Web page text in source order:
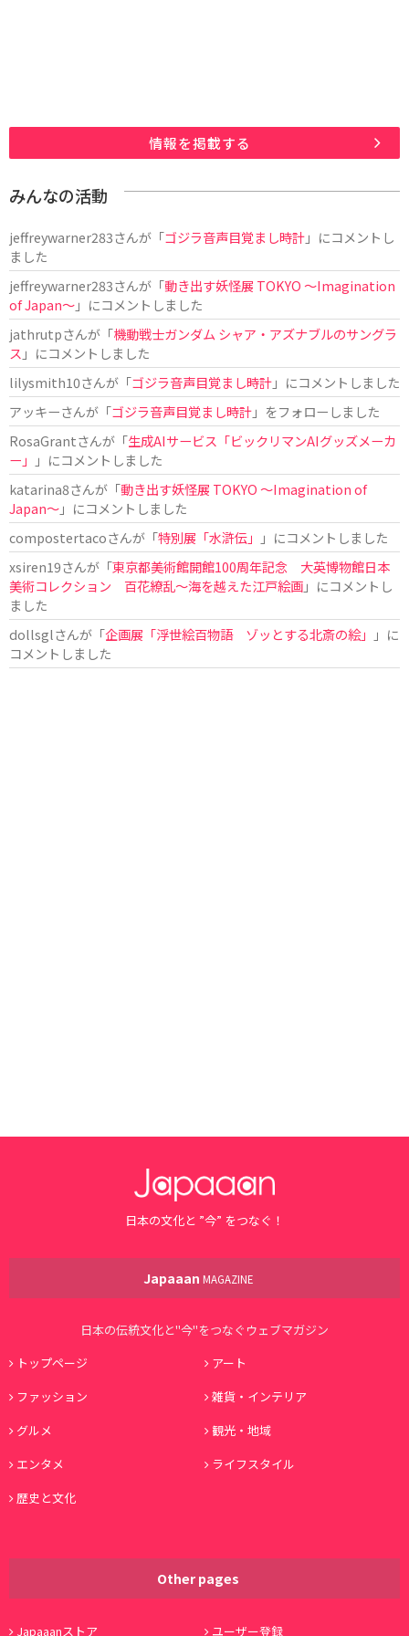
情報を掲載する
みんなの活動
jeffreywarner283さんが「ゴジラ音声目覚まし時計」にコメントし
ました
jeffreywarner283さんが「動き出す妖怪展 TOKYO 〜Imagination
of Japan〜」にコメントしました
jathrutpさんが「機動戦士ガンダム シャア・アズナブルのサングラ
ス 」にコメントしました
lilysmith10さんが「ゴジラ音声目覚まし時計」にコメントしました
アッキーさんが「ゴジラ音声目覚まし時計」をフォローしました
RosaGrantさんが「生成AIサービス「ビックリマンAIグッズメーカ
ー」
」にコメントしました
katarina8さんが「動き出す妖怪展 TOKYO 〜Imagination of
Japan〜」にコメントしました
compostertacoさんが「特別展「水滸伝」
」にコメントしました
xsiren19さんが「東京都美術館開館100周年記念 大英博物館日本
美術コレクション 百花繚乱～海を越えた江戸絵画」にコメントし
ました
dollsglさんが「企画展「浮世絵百物語 ゾッとする北斎の絵」
」に
コメントしました
日本の文化と ”今” をつなぐ！
Japaaan MAGAZINE
日本の伝統文化と"今"をつなぐウェブマガジン
トップページ
アート
ファッション
雑貨・インテリア
グルメ
観光・地域
エンタメ
ライフスタイル
歴史と文化
Other pages
Japaaanストア ユーザー登録